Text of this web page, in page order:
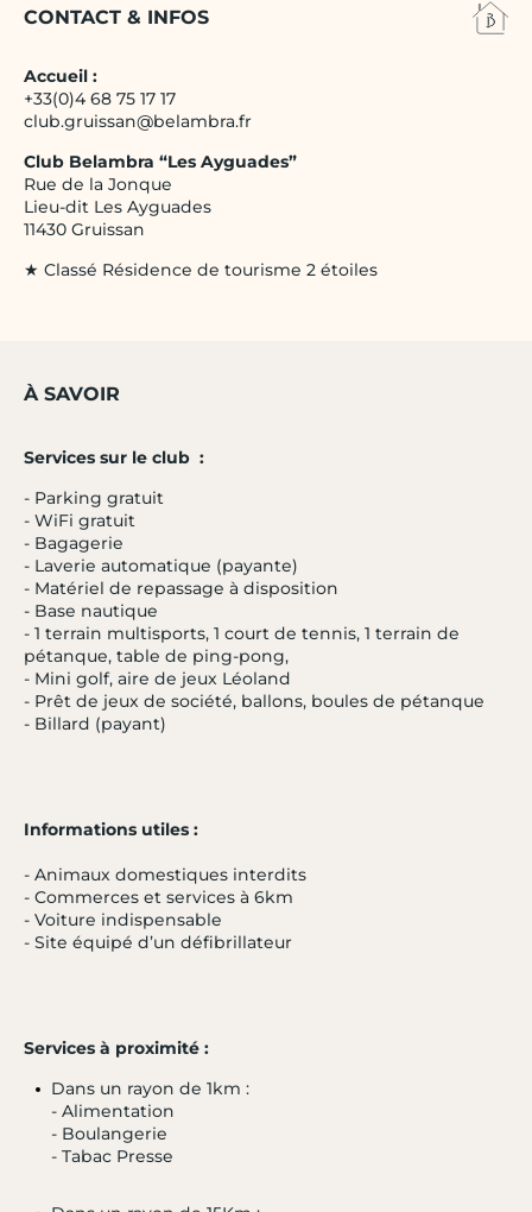
CONTACT & INFOS
Accueil :
+33(0)4 68 75 17 17
club.gruissan@belambra.fr
Club Belambra “Les Ayguades”
Rue de la Jonque
Lieu-dit Les Ayguades
11430 Gruissan
★ Classé Résidence de tourisme 2 étoiles
À SAVOIR
Services sur le club :
- Parking gratuit
- WiFi gratuit
- Bagagerie
- Laverie automatique (payante)
- Matériel de repassage à disposition
- Base nautique
- 1 terrain multisports, 1 court de tennis, 1 terrain de
pétanque, table de ping-pong,
- Mini golf, aire de jeux Léoland
- Prêt de jeux de société, ballons, boules de pétanque
- Billard (payant)
Informations utiles :
- Animaux domestiques interdits
- Commerces et services à 6km
- Voiture indispensable
- Site équipé d’un défibrillateur
Services à proximité :
Dans un rayon de 1km :
- Alimentation
- Boulangerie
- Tabac Presse